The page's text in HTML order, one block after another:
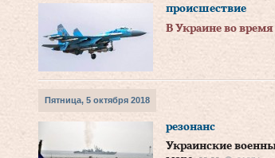
происшествие
В Украине во
Пятница, 5 октября 2018
резонанс
Украинские